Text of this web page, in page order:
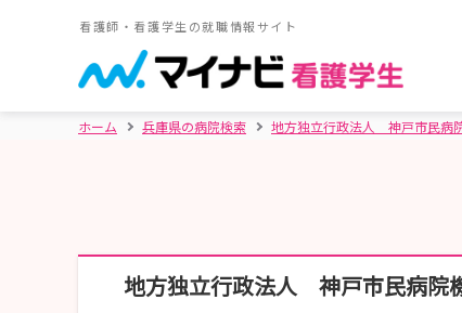
看護師・看護学生の就職情報サイト
ホーム 兵庫県の病院検索 地方独立行政法人 神戸市民病
地方独立行政法人 神戸市民病院